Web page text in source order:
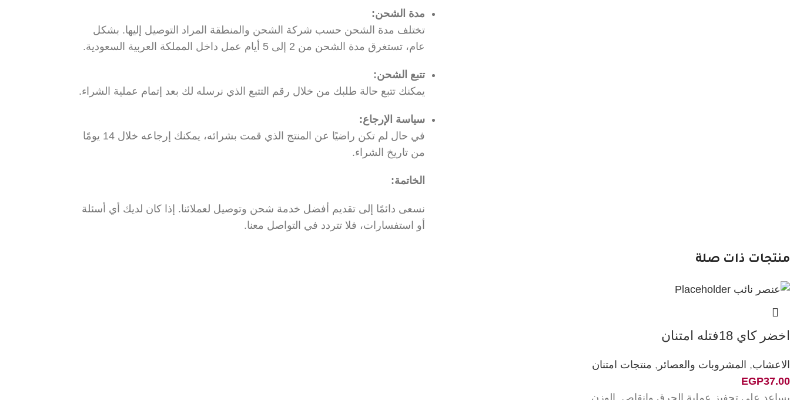
مدة الشحن:
تختلف مدة الشحن حسب شركة الشحن والمنطقة المراد التوصيل إليها. بشكل
عام، تستغرق مدة الشحن من 2 إلى 5 أيام عمل داخل المملكة العربية السعودية.
تتبع الشحن:
يمكنك تتبع حالة طلبك من خلال رقم التتبع الذي نرسله لك بعد إتمام عملية الشراء.
سياسة الإرجاع:
في حال لم تكن راضيًا عن المنتج الذي قمت بشرائه، يمكنك إرجاعه خلال 14 يومًا
من تاريخ الشراء.
الخاتمة:
نسعى دائمًا إلى تقديم أفضل خدمة شحن وتوصيل لعملائنا. إذا كان لديك أي أسئلة
أو استفسارات، فلا تتردد في التواصل معنا.
منتجات ذات صلة
اخضر كاي 18فتله امتنان
الاعشاب, المشروبات والعصائر , منتجات امتنان
EGP37.00